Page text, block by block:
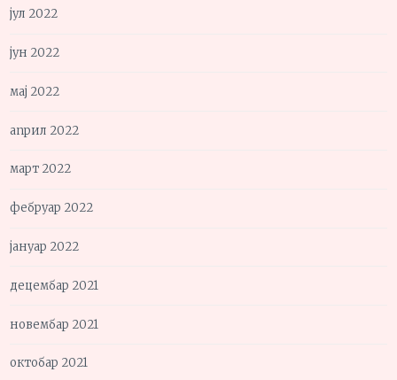
јул 2022
јун 2022
мај 2022
април 2022
март 2022
фебруар 2022
јануар 2022
децембар 2021
новембар 2021
октобар 2021